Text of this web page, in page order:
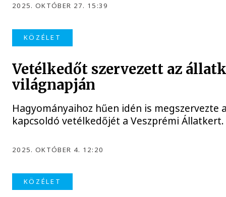
2025. OKTÓBER 27. 15:39
KÖZÉLET
Vetélkedőt szervezett az
világnapján
Hagyományaihoz hűen idén is megszervezte
kapcsoldó vetélkedőjét a Veszprémi
2025. OKTÓBER 4. 12:20
KÖZÉLET